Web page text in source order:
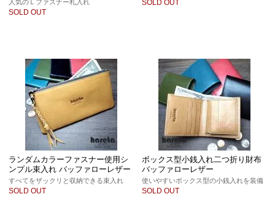
人気のＬファスナー札入れ
SOLD OUT
SOLD OUT
ランダムカラーファスナー使用シ
ンプル束入れ バッファローレザー
すべてをザックリと収納できる束入れ
SOLD OUT
ボックス型小銭入れ二つ折り財布
バッファローレザー
使いやすいボックス型の小銭入れを装備
SOLD OUT